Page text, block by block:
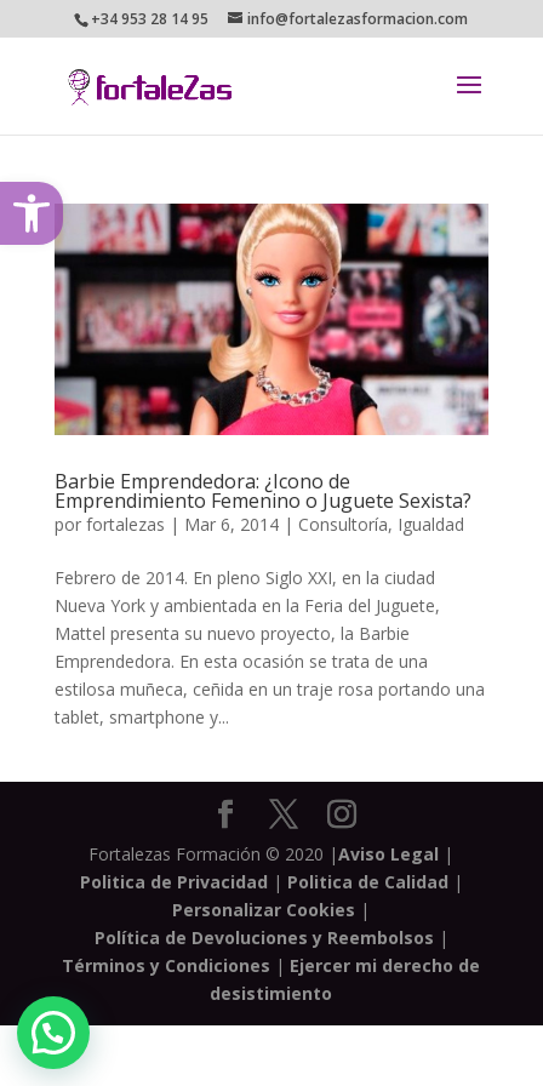
Abrir barra de herramientas
+34 953 28 14 95 info@fortalezasformacion.com
Barbie Emprendedora: ¿Icono de
Emprendimiento Femenino o Juguete Sexista?
por fortalezas | Mar 6, 2014| Consultoría, Igualdad
Febrero de 2014. En pleno Siglo XXI, en la ciudad
Nueva York y ambientada en la Feria del Juguete,
Mattel presenta su nuevo proyecto, la Barbie
Emprendedora. En esta ocasión se trata de una
estilosa muñeca, ceñida en un traje rosa portando una
tablet, smartphone y...
Fortalezas Formación © 2020 |Aviso Legal |
Politica de Privacidad | Politica de Calidad |
Personalizar Cookies |
Política de Devoluciones y Reembolsos |
Términos y Condiciones | Ejercer mi derecho de
desistimiento